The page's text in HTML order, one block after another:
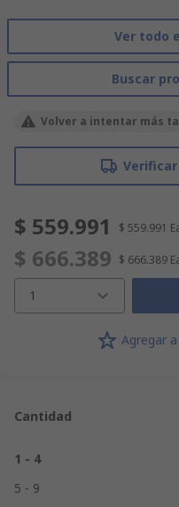
Ver todo
Buscar
Volver a intentar más
$ 559.991 $ 559.991
$ 666.389 $ 666.389
1
Agregar
Cantidad
1 - 4
5 - 9